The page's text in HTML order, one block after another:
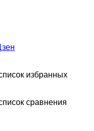
избранных
сравнения